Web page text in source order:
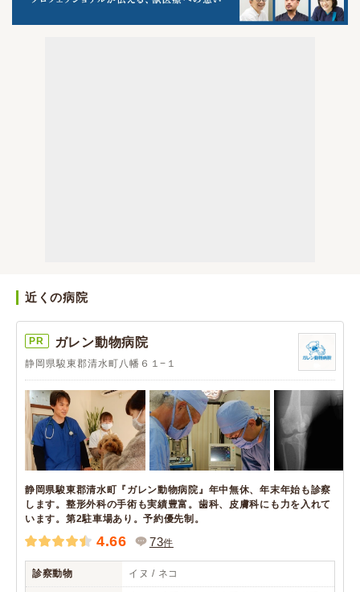
近くの病院
PR ガレン動物病院
静岡県駿東郡清水町八幡６１−１
静岡県駿東郡清水町『ガレン動物病院』年中無休、年末年始も診察
します。整形外科の手術も実績豊富。歯科、皮膚科にも力を入れて
います。第2駐車場あり。予約優先制。
4.66 73件
診察動物 イヌ / ネコ